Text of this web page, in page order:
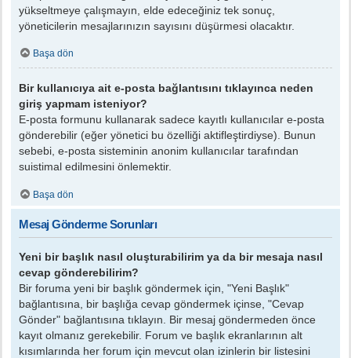
yükseltmeye çalışmayın, elde edeceğiniz tek sonuç,
yöneticilerin mesajlarınızın sayısını düşürmesi olacaktır.
Başa dön
Bir kullanıcıya ait e-posta bağlantısını tıklayınca neden
giriş yapmam isteniyor?
E-posta formunu kullanarak sadece kayıtlı kullanıcılar e-posta
gönderebilir (eğer yönetici bu özelliği aktifleştirdiyse). Bunun
sebebi, e-posta sisteminin anonim kullanıcılar tarafından
suistimal edilmesini önlemektir.
Başa dön
Mesaj Gönderme Sorunları
Yeni bir başlık nasıl oluşturabilirim ya da bir mesaja nasıl
cevap gönderebilirim?
Bir foruma yeni bir başlık göndermek için, "Yeni Başlık"
bağlantısına, bir başlığa cevap göndermek içinse, "Cevap
Gönder" bağlantısına tıklayın. Bir mesaj göndermeden önce
kayıt olmanız gerekebilir. Forum ve başlık ekranlarının alt
kısımlarında her forum için mevcut olan izinlerin bir listesini